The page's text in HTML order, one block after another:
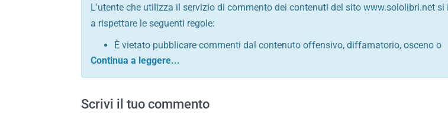
L'utente che utilizza il servizio di commento dei contenuti del sito www.sololibri.net si
a rispettare le seguenti regole:
È vietato pubblicare commenti dal contenuto offensivo, diffamatorio, osceno o
comunque contrario alle leggi dello Stato italiano e di quelle internazionali
Sono vietati commenti in tono sacrilego, sarcastico, denigratorio e
È vietato pubblicare commenti contrari al rispetto dell'ordine pubblico
Scrivi il tuo commento